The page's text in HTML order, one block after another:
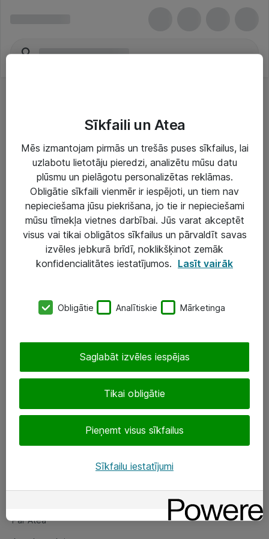
Risinājumi & Pakalpojumi
IT serviss un atbalsts
IT infrastruktūra
Darba vietu IT risinājumi
Serveri un datu centri
SIA „ATEA”
eShop@atea.lv
Sekojiet mums
Par Atea
Par Atea
Sīkfaili un Atea
Mēs izmantojam pirmās un trešās puses sīkfailus, lai
uzlabotu lietotāju pieredzi, analizētu mūsu datu
plūsmu un pielāgotu personalizētas reklāmas.
Obligātie sīkfaili vienmēr ir iespējoti, un tiem nav
nepieciešama jūsu piekrišana, jo tie ir nepieciešami
mūsu tīmekļa vietnes darbībai. Jūs varat akceptēt
visus vai tikai obligātos sīkfailus un pārvaldīt savas
izvēles jebkurā brīdī, noklikšķinot zemāk
konfidencialitātes iestatījumos. Lasīt vairāk
Obligātie Analītiskie Mārketinga
Tikai obligātie
Pieņemt visus sīkfailus
Saglabāt izvēles iespējas
Sīkfailu iestatījumi